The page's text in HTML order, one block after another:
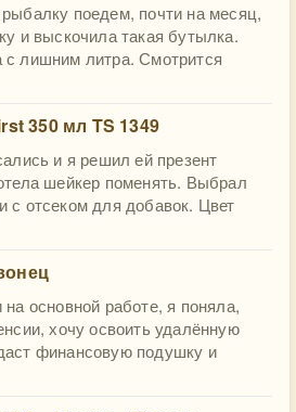
поедем, почти на месяц,
и выскочила такая бутылка.
лишним литра. Смотрится
350 мл TS 1349
и я решил ей презент
шейкер поменять. Выбрал
с отсеком для добавок. Цвет
на основной работе, я поняла,
хочу освоить удалённую
финансовую подушку и